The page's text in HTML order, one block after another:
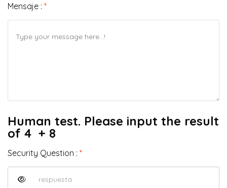
Mensaje : *
Human test. Please input the result
of 4 + 8
Security Question : *